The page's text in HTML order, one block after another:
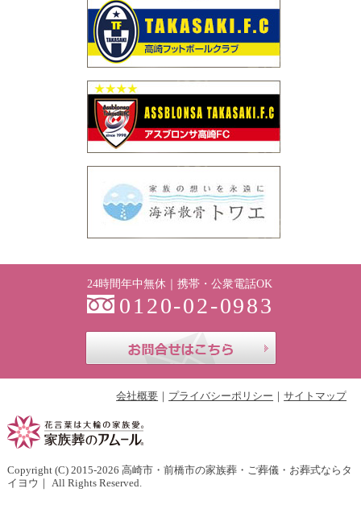
24時間年中無休｜携帯・公衆電話OK
0120-02-0983
会社概要 プライバシーポリシー サイトマップ
Copyright (C) 2015-2026 高崎市・前橋市の家族葬・ご葬儀・お葬式ならタ
イヨウ ｜ All Rights Reserved.